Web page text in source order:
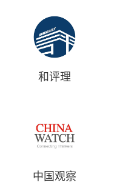
和评理
中国观察